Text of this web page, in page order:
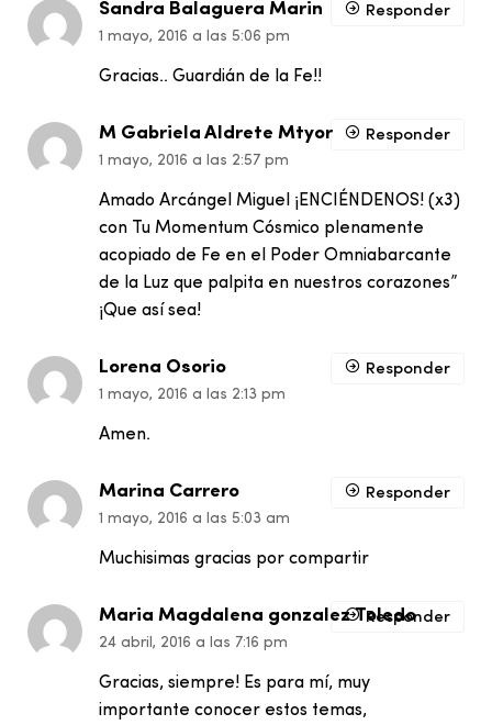
Sandra Balaguera Marin
1 mayo, 2016 a las 5:06 pm
Gracias.. Guardián de la Fe!!
Responder
M Gabriela Aldrete Mtyor
1 mayo, 2016 a las 2:57 pm
Amado Arcángel Miguel ¡ENCIÉNDENOS! (x3)
con Tu Momentum Cósmico plenamente
acopiado de Fe en el Poder Omniabarcante
de la Luz que palpita en nuestros corazones”
¡Que así sea!
Responder
Lorena Osorio
1 mayo, 2016 a las 2:13 pm
Amen.
Responder
Marina Carrero
1 mayo, 2016 a las 5:03 am
Muchisimas gracias por compartir
Responder
Maria Magdalena gonzalez Toledo
24 abril, 2016 a las 7:16 pm
Gracias, siempre! Es para mí, muy
importante conocer estos temas,
Responder